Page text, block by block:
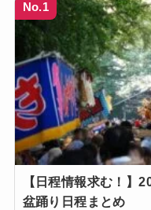
No.1
【日程情報求む！】
盆踊り日程まとめ